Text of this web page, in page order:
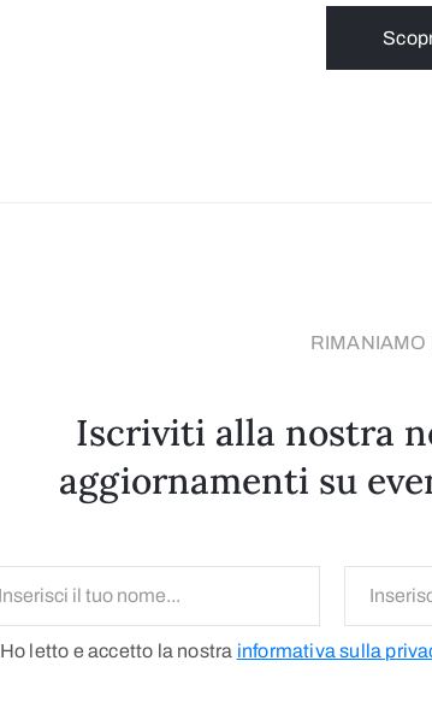
RIMANIAMO
Iscriviti alla nostra
aggiornamenti su
Ho letto e accetto la nostra informativa sulla